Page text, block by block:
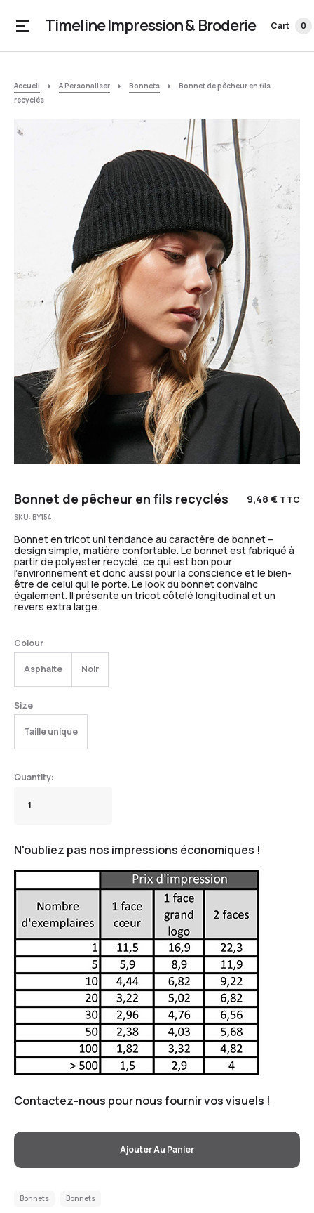
Timeline Impression & Broderie Cart 0
Accueil A Personaliser Bonnets
Bonnet de pêcheur en fils
recyclés
Bonnet de pêcheur en fils recyclés 9,48 € TTC
SKU: BY154
Bonnet en tricot uni tendance au caractère de bonnet –
design simple, matière confortable. Le bonnet est fabriqué à
partir de polyester recyclé, ce qui est bon pour
l’environnement et donc aussi pour la conscience et le bien-
être de celui qui le porte. Le look du bonnet convainc
également. Il présente un tricot côtelé longitudinal et un
revers extra large.
Colour
Asphalte Noir
Size
Taille unique
N'oubliez pas nos impressions économiques !
Contactez-nous pour nous fournir vos visuels !
Ajouter Au Panier
Bonnets Bonnets